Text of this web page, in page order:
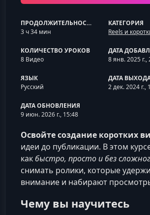
ПРОДОЛЖИТЕЛЬНОСТЬ
3 ч 34 мин
КАТЕГОРИЯ
Reels и
КОЛИЧЕСТВО УРОКОВ
8 Видео
ДАТА
8 янв. 2025 г.,
ЯЗЫК
Русский
ДАТА
2 дек. 2024 г.,
ДАТА ОБНОВЛЕНИЯ
9 июн. 2026 г., 15:48
Освойте создание коротких
идеи до публикации. В этом
какбыстро, просто и без
снимать ролики, которые
внимание и набирают
Чему вы научитесь